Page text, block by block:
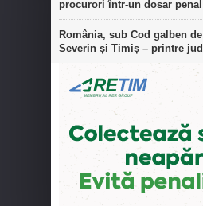
procurori într-un dosar
România, sub Cod galben
Severin și Timiș – printre